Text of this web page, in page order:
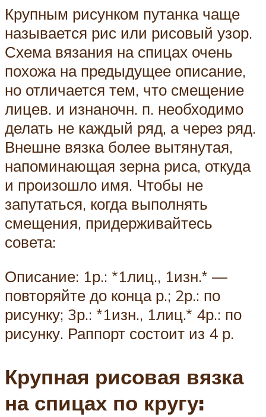
Крупным рисунком путанка чаще
называется рис или рисовый узор.
Схема вязания на спицах очень
похожа на предыдущее описание,
но отличается тем, что смещение
лицев. и изнаночн. п. необходимо
делать не каждый ряд, а через ряд.
Внешне вязка более вытянутая,
напоминающая зерна риса, откуда
и произошло имя. Чтобы не
запутаться, когда выполнять
смещения, придерживайтесь
совета:
Описание: 1р.: *1лиц., 1изн.* —
повторяйте до конца р.; 2р.: по
рисунку; 3р.: *1изн., 1лиц.* 4р.: по
рисунку. Раппорт состоит из 4 р.
Крупная рисовая вязка
на спицах по кругу: